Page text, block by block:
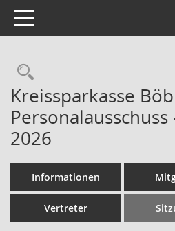
Toggle navigation
Rechercheauswahl
Kreissparkasse
2026
Informationen
Vertreter